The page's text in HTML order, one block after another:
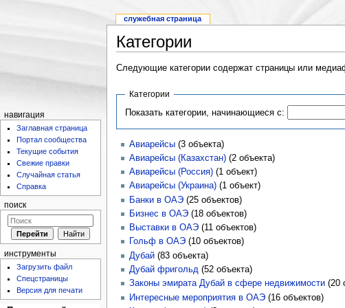
Категории
Следующие категории содержат страницы или
Категории
Показать категории, начинающиеся с:
Авиарейсы‏‎ (3 объекта)
Авиарейсы (Казахстан)‏‎ (2 объекта)
Авиарейсы (Россия)‏‎ (1 объект)
Авиарейсы (Украина)‏‎ (1 объект)
Банки в ОАЭ‏‎ (25 объектов)
Бизнес в ОАЭ‏‎ (18 объектов)
Выставки в ОАЭ‏‎ (11 объектов)
Гольф в ОАЭ‏‎ (10 объектов)
Дубай‏‎ (83 объекта)
Дубай фригольд‏‎ (52 объекта)
Законы эмирата Дубай в сфере недвижимости (20
Интересные мероприятия в ОАЭ‏‎ (16 объектов)
служебная страница
навигация
Заглавная страница
Портал сообщества
Текущие события
Свежие правки
Случайная статья
Справка
поиск
инструменты
Загрузить файл
Спецстраницы
Версия для печати